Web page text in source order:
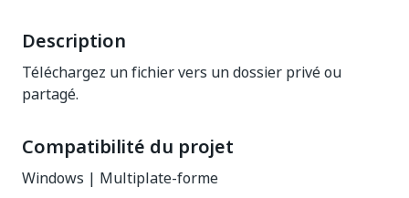
Description
Téléchargez un fichier vers un dossier privé ou
partagé.
Compatibilité du projet
Windows | Multiplate-forme